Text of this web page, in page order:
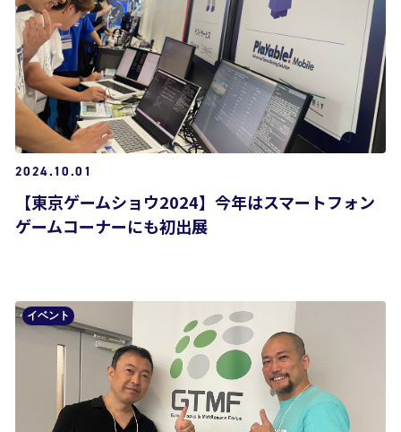
2024.10.01
【東京ゲームショウ2024】今年はスマートフォン
ゲームコーナーにも初出展
イベント